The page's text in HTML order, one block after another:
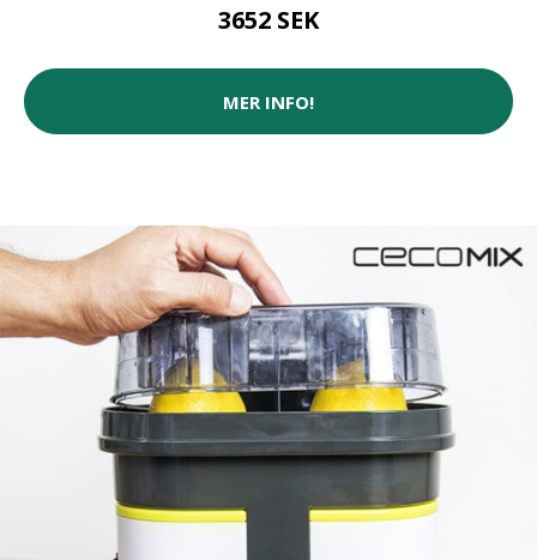
3652 SEK
MER INFO!